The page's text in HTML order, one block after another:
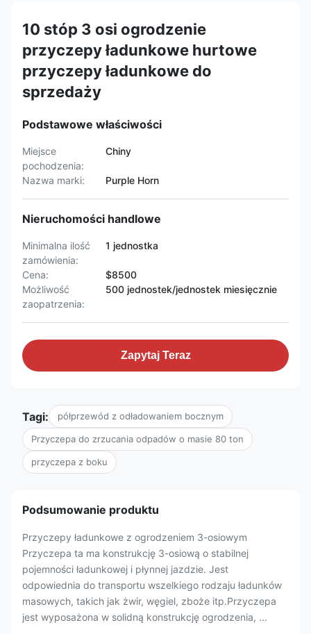
10 stóp 3 osi ogrodzenie
przyczepy ładunkowe hurtowe
przyczepy ładunkowe do
sprzedaży
Podstawowe właściwości
Miejsce
pochodzenia:
Chiny
Nazwa marki: Purple Horn
Nieruchomości handlowe
Minimalna ilość
zamówienia:
1 jednostka
Cena:
$8500
Możliwość
zaopatrzenia:
500 jednostek/jednostek miesięcznie
Zapytaj Teraz
Tagi: półprzewód z odładowaniem bocznym
Przyczepa do zrzucania odpadów o masie 80 ton
przyczepa z boku
Podsumowanie produktu
Przyczepy ładunkowe z ogrodzeniem 3-osiowym
Przyczepa ta ma konstrukcję 3-osiową o stabilnej
pojemności ładunkowej i płynnej jazdzie. Jest
odpowiednia do transportu wszelkiego rodzaju ładunków
masowych, takich jak żwir, węgiel, zboże itp.Przyczepa
jest wyposażona w solidną konstrukcję ogrodzenia, ...